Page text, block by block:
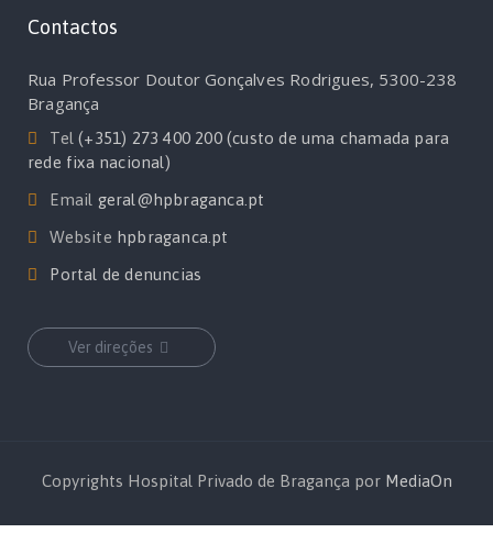
Contactos
Rua Professor Doutor Gonçalves Rodrigues, 5300-238
Bragança
Tel(+351) 273 400 200 (custo de uma chamada para
rede fixa nacional)
Email geral@hpbraganca.pt
Website hpbraganca.pt
Portal de denuncias
Ver direções
Copyrights Hospital Privado de Bragança por MediaOn